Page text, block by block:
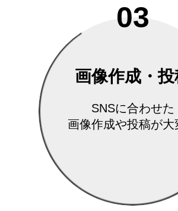
03
画像作成・
SNSに合わせた
画像作成や投稿が